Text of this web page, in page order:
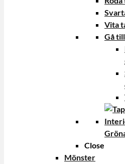
Vita
Gå
Close
Mönster